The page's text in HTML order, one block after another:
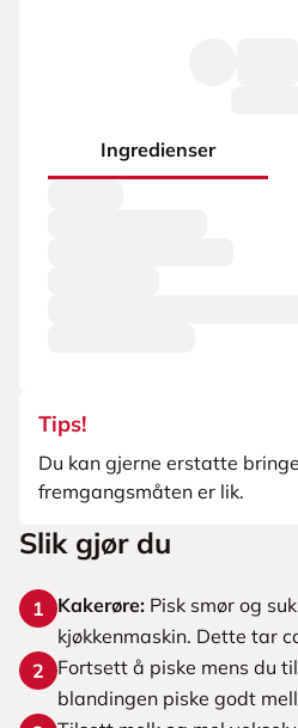
Ingredienser
Tips!
Du kan gjerne erstatte
fremgangsmåten er lik.
Slik gjør du
1 Kakerøre: Pisk smør og
kjøkkenmaskin. Dette tar
2
Fortsett å piske mens du
blandingen piske godt